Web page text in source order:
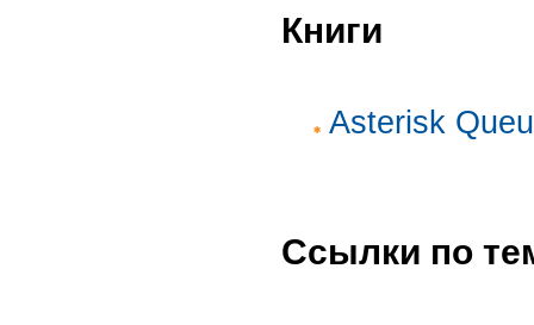
Книги
Asterisk
Ссылки по